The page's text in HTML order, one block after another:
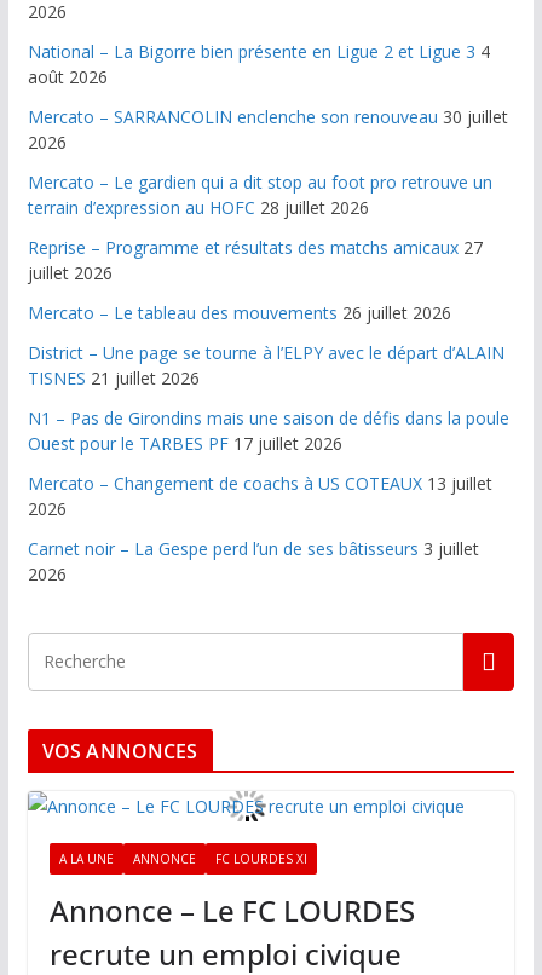
2026
National – La Bigorre bien présente en Ligue 2 et Ligue 3 4
août 2026
Mercato – SARRANCOLIN enclenche son renouveau 30 juillet
2026
Mercato – Le gardien qui a dit stop au foot pro retrouve un
terrain d’expression au HOFC 28 juillet 2026
Reprise – Programme et résultats des matchs amicaux 27
juillet 2026
Mercato – Le tableau des mouvements 26 juillet 2026
District – Une page se tourne à l’ELPY avec le départ d’ALAIN
TISNES 21 juillet 2026
N1 – Pas de Girondins mais une saison de défis dans la poule
Ouest pour le TARBES PF 17 juillet 2026
Mercato – Changement de coachs à US COTEAUX 13 juillet
2026
Carnet noir – La Gespe perd l’un de ses bâtisseurs 3 juillet
2026
VOS ANNONCES
A LA UNE ANNONCE FC LOURDES XI
Annonce – Le FC LOURDES
recrute un emploi civique